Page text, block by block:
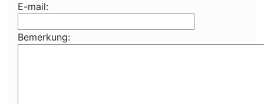
E-mail:
Bemerkung: